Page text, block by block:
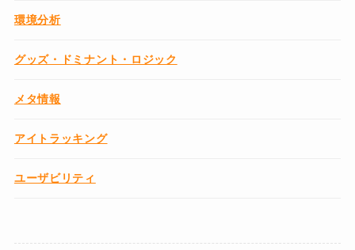
環境分析
グッズ・ドミナント・ロジック
メタ情報
アイトラッキング
ユーザビリティ